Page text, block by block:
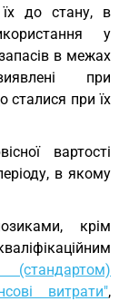
їх до стану, в
у
в межах
при
сталися при їх
вартості
в якому
крім
(стандартом)
витрати",